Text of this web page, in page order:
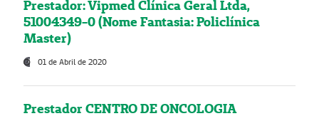
Prestador: Vipmed Clínica Geral Ltda,
51004349-0 (Nome Fantasia: Policlínica
Master)
01 de Abril de 2020
Prestador CENTRO DE ONCOLOGIA